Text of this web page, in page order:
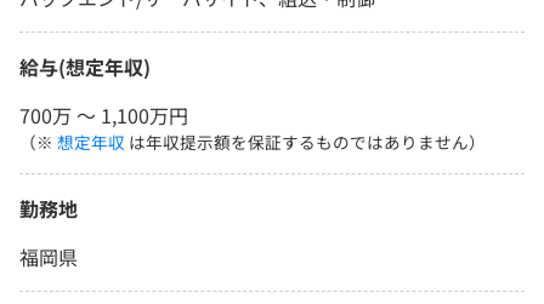
給与(想定年収)
700万 〜 1,100万円
（※ 想定年収 は年収提示額を保証するものではありません）
勤務地
福岡県